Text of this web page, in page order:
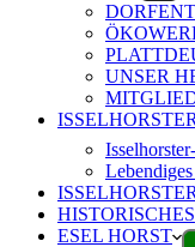
UNSER
ISSELHORSTER
HISTORISCHES
ESEL HORST